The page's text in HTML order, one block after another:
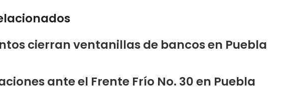
cierran ventanillas de bancos en Puebla
ante el Frente Frío No. 30 en Puebla